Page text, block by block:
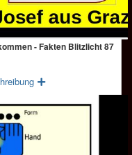
- Fakten Blitzlicht 87